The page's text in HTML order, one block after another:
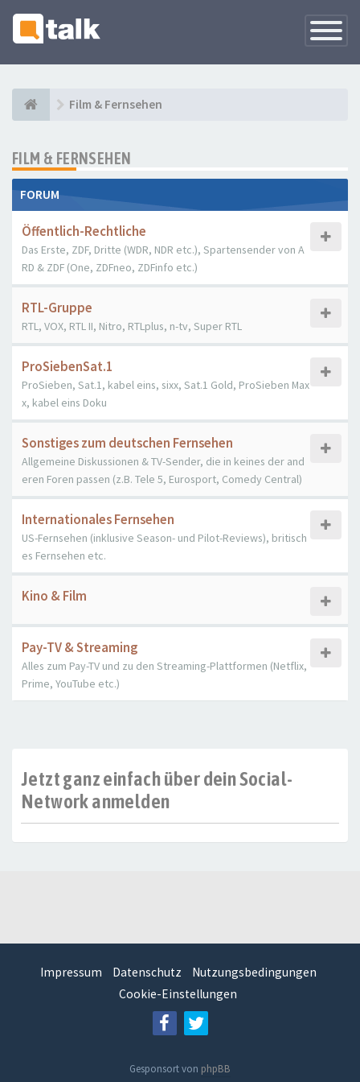
Film & Fernsehen
FILM & FERNSEHEN
FORUM
Öffentlich-Rechtliche
Das Erste, ZDF, Dritte (WDR, NDR etc.), Spartensender von A
RD & ZDF (One, ZDFneo, ZDFinfo etc.)
RTL-Gruppe
RTL, VOX, RTL II, Nitro, RTLplus, n-tv, Super RTL
ProSiebenSat.1
ProSieben, Sat.1, kabel eins, sixx, Sat.1 Gold, ProSieben Max
x, kabel eins Doku
Sonstiges zum deutschen Fernsehen
Allgemeine Diskussionen & TV-Sender, die in keines der and
eren Foren passen (z.B. Tele 5, Eurosport, Comedy Central)
Internationales Fernsehen
US-Fernsehen (inklusive Season- und Pilot-Reviews), britisch
es Fernsehen etc.
Kino & Film
Pay-TV & Streaming
Alles zum Pay-TV und zu den Streaming-Plattformen (Netflix,
Prime, YouTube etc.)
Jetzt ganz einfach über dein Social-
Network anmelden
Impressum Datenschutz
Nutzungsbedingungen
Cookie-Einstellungen
Gesponsort von phpBB